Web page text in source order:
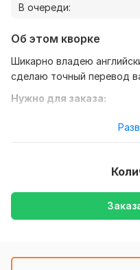
В очереди:
Об этом кворке
Шикарно владею
сделаю точный перевод
Нужно для заказа:
так же уточнение моей